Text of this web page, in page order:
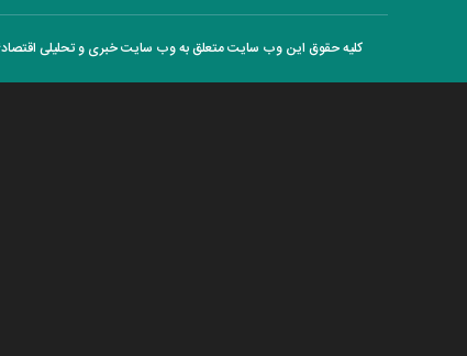
کلیه حقوق این وب سایت متعلق به وب سایت خبری و تحلیلی اقتصاد۲۴ است و هر گونه کپی برداری با ذکر منبع بلا مانع است.